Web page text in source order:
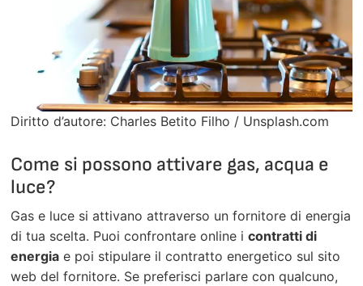
Diritto d’autore: Charles Betito Filho / Unsplash.com
Come si possono attivare gas, acqua e
luce?
Gas e luce si attivano attraverso un fornitore di energia
di tua scelta. Puoi confrontare online i contratti di
energia e poi stipulare il contratto energetico sul sito
web del fornitore. Se preferisci parlare con qualcuno,